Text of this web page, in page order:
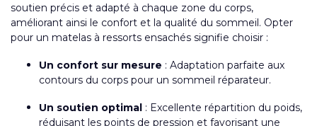
soutien précis et adapté à chaque zone du corps,
améliorant ainsi le confort et la qualité du sommeil. Opter
pour un matelas à ressorts ensachés signifie choisir :
Un confort sur mesure : Adaptation parfaite aux
contours du corps pour un sommeil réparateur.
Un soutien optimal : Excellente répartition du poids,
réduisant les points de pression et favorisant une